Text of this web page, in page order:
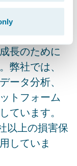
て
ンゲージメン
長のために
弊社では、
ータ分析、
トフォーム
ています。
以上の損害保
していま